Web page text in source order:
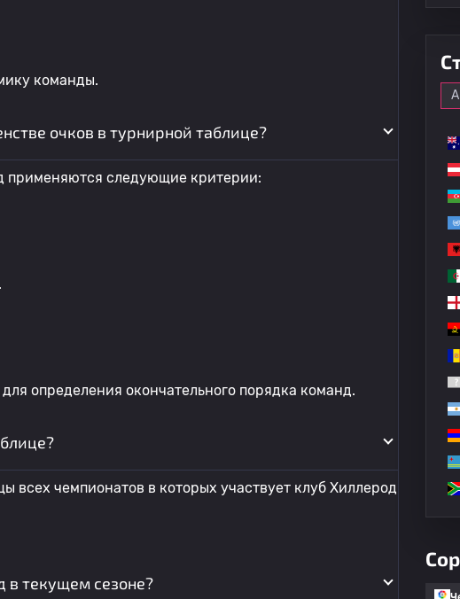
команды.
очков в турнирной таблице?
применяются следующие критерии:
определения окончательного порядка команд.
всех чемпионатов в которых участвует клуб Хиллерод
в текущем сезоне?
А